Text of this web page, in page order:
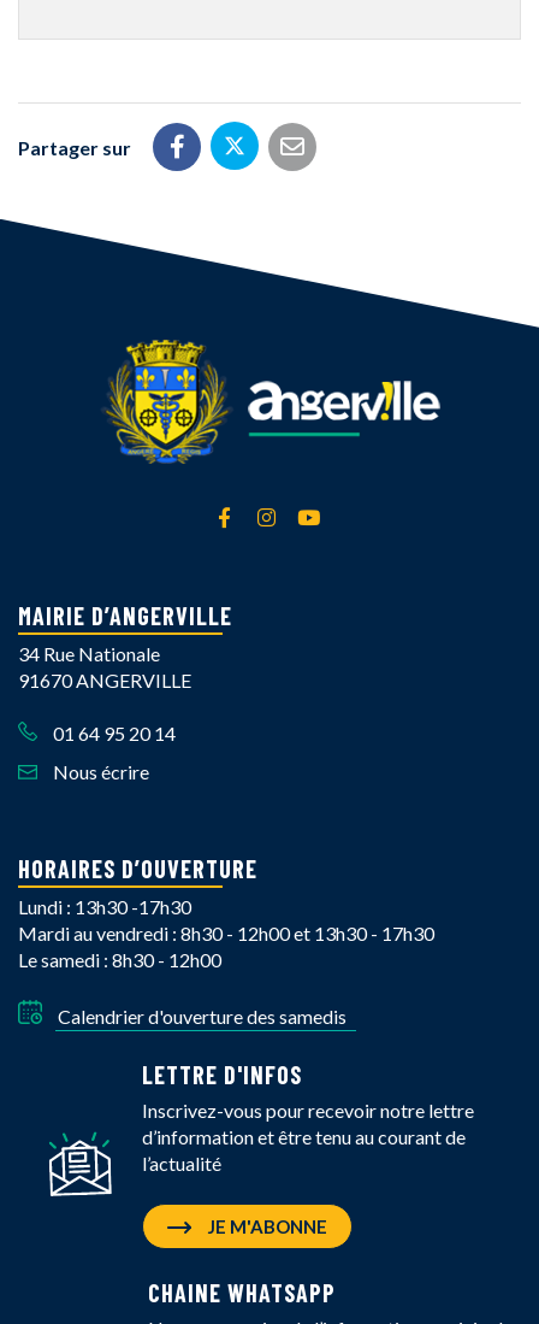
Partager sur Partager sur Facebook
Partager sur Twitter
Partager par email
Lien vers le compte Facebook
Lien vers le compte
MAIRIE D’ANGERVILLE
34 Rue Nationale
91670 ANGERVILLE
01 64 95 20 14
Nous écrire
HORAIRES D’OUVERTURE
Lundi : 13h30 -17h30
Mardi au vendredi : 8h30 - 12h00 et 13h30 - 17h30
Le samedi : 8h30 - 12h00
Calendrier d'ouverture des samedis
LETTRE D'INFOS
Inscrivez-vous pour recevoir notre lettre
d’information et être tenu au courant de
l’actualité
JE M'ABONNE
CHAINE WHATSAPP